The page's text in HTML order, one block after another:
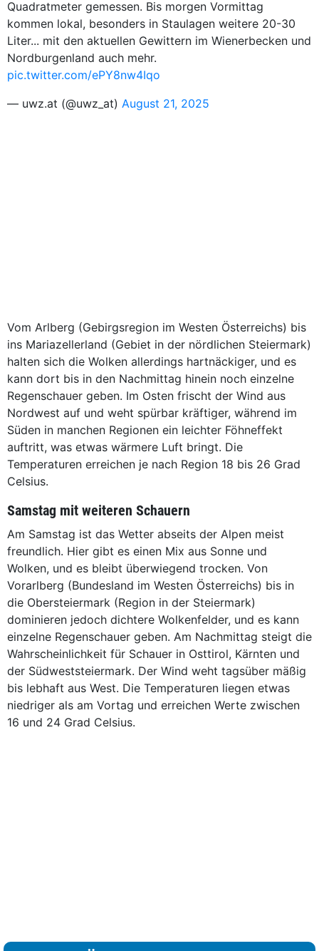
Quadratmeter gemessen. Bis morgen Vormittag
kommen lokal, besonders in Staulagen weitere 20-30
Liter... mit den aktuellen Gewittern im Wienerbecken und
Nordburgenland auch mehr.
pic.twitter.com/ePY8nw4Iqo
— uwz.at (@uwz_at) August 21, 2025
Vom Arlberg (Gebirgsregion im Westen Österreichs) bis
ins Mariazellerland (Gebiet in der nördlichen Steiermark)
halten sich die Wolken allerdings hartnäckiger, und es
kann dort bis in den Nachmittag hinein noch einzelne
Regenschauer geben. Im Osten frischt der Wind aus
Nordwest auf und weht spürbar kräftiger, während im
Süden in manchen Regionen ein leichter Föhneffekt
auftritt, was etwas wärmere Luft bringt. Die
Temperaturen erreichen je nach Region 18 bis 26 Grad
Celsius.
Samstag mit weiteren Schauern
Am Samstag ist das Wetter abseits der Alpen meist
freundlich. Hier gibt es einen Mix aus Sonne und
Wolken, und es bleibt überwiegend trocken. Von
Vorarlberg (Bundesland im Westen Österreichs) bis in
die Obersteiermark (Region in der Steiermark)
dominieren jedoch dichtere Wolkenfelder, und es kann
einzelne Regenschauer geben. Am Nachmittag steigt die
Wahrscheinlichkeit für Schauer in Osttirol, Kärnten und
der Südweststeiermark. Der Wind weht tagsüber mäßig
bis lebhaft aus West. Die Temperaturen liegen etwas
niedriger als am Vortag und erreichen Werte zwischen
16 und 24 Grad Celsius.